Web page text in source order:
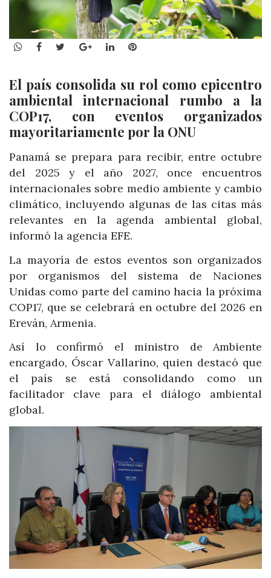
WhatsApp
Facebook
TwitterGoogle+LinkedInPinterest
El país consolida su rol como epicentro
ambiental internacional rumbo a la
COP17, con eventos organizados
mayoritariamente por la ONU
Panamá se prepara para recibir, entre octubre
del 2025 y el año 2027, once encuentros
internacionales sobre medio ambiente y cambio
climático, incluyendo algunas de las citas más
relevantes en la agenda ambiental global,
informó la agencia EFE.
La mayoría de estos eventos son organizados
por organismos del sistema de Naciones
Unidas como parte del camino hacia la próxima
COP17, que se celebrará en octubre del 2026 en
Ereván, Armenia.
Así lo confirmó el ministro de Ambiente
encargado, Óscar Vallarino, quien destacó que
el país se está consolidando como un
facilitador clave para el diálogo ambiental
global.